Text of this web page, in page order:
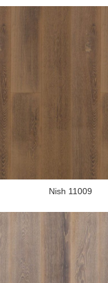
Nish 11009